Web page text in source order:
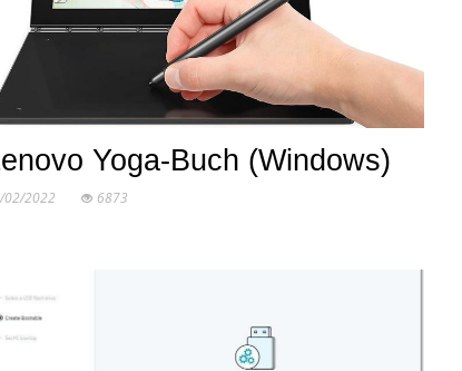
Yoga-Buch (Windows)
02/2022 6873